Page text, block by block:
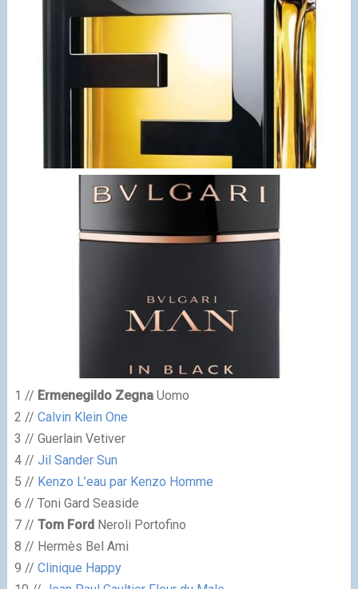
1 // Ermenegildo ZegnaUomo
2 // Calvin Klein One
3 // Guerlain Vetiver
4 // Jil Sander Sun
5 // Kenzo L’eau par Kenzo Homme
6 // Toni Gard Seaside
7 // Tom Ford Neroli Portofino
8 // Hermès Bel Ami
9 // Clinique Happy